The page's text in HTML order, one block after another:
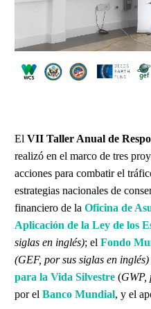
El VII Taller Anual de
realizó en el marco de tres
acciones para combatir el
estrategias nacionales de
financiero de la Oficina de
Aplicación de la Ley de los
siglas en inglés); el Fondo
(GEF, por sus siglas en inglés)
para la Vida Silvestre (GWP,
por el Banco Mundial, y el